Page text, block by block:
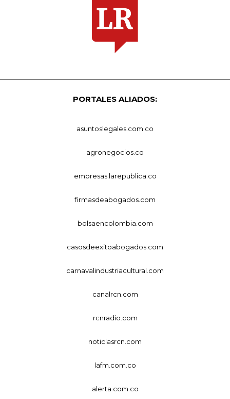
PORTALES ALIADOS:
asuntoslegales.com.co
agronegocios.co
empresas.larepublica.co
firmasdeabogados.com
bolsaencolombia.com
casosdeexitoabogados.com
carnavalindustriacultural.com
canalrcn.com
rcnradio.com
noticiasrcn.com
lafm.com.co
alerta.com.co